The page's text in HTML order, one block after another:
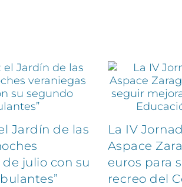
Jardín de las
de julio con su
La IV
Aspace
euros para
recreo del